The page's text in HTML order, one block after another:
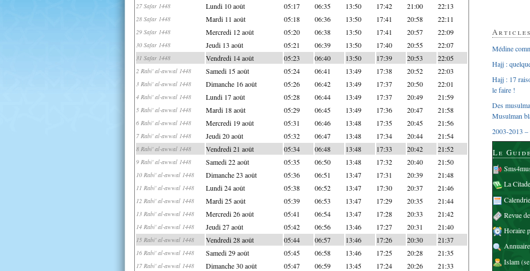
27 Safar 1448 Lundi 10 août 05:17 06:35 13:50 17:42 21:00 22:13
28 Safar 1448 Mardi 11 août 05:18 06:36 13:50 17:41 20:58 22:11
29 Safar 1448 Mercredi 12 août 05:20 06:38 13:50 17:41 20:57 22:09
30 Safar 1448 Jeudi 13 août 05:21 06:39 13:50 17:40 20:55 22:07
31 Safar 1448 Vendredi 14 août 05:23 06:40 13:50 17:39 20:53 22:05
2 Rabi' al-awwal 1448 Samedi 15 août 05:24 06:41 13:49 17:38 20:52 22:03
3 Rabi' al-awwal 1448 Dimanche 16 août 05:26 06:42 13:49 17:37 20:50 22:01
4 Rabi' al-awwal 1448 Lundi 17 août 05:28 06:44 13:49 17:37 20:49 21:59
5 Rabi' al-awwal 1448 Mardi 18 août 05:29 06:45 13:49 17:36 20:47 21:58
6 Rabi' al-awwal 1448 Mercredi 19 août 05:31 06:46 13:48 17:35 20:45 21:56
7 Rabi' al-awwal 1448 Jeudi 20 août 05:32 06:47 13:48 17:34 20:44 21:54
8 Rabi' al-awwal 1448 Vendredi 21 août 05:34 06:48 13:48 17:33 20:42 21:52
9 Rabi' al-awwal 1448 Samedi 22 août 05:35 06:50 13:48 17:32 20:40 21:50
10 Rabi' al-awwal 1448 Dimanche 23 août 05:36 06:51 13:47 17:31 20:39 21:48
11 Rabi' al-awwal 1448 Lundi 24 août 05:38 06:52 13:47 17:30 20:37 21:46
12 Rabi' al-awwal 1448 Mardi 25 août 05:39 06:53 13:47 17:29 20:35 21:44
13 Rabi' al-awwal 1448 Mercredi 26 août 05:41 06:54 13:47 17:28 20:33 21:42
14 Rabi' al-awwal 1448 Jeudi 27 août 05:42 06:56 13:46 17:27 20:31 21:40
15 Rabi' al-awwal 1448 Vendredi 28 août 05:44 06:57 13:46 17:26 20:30 21:37
16 Rabi' al-awwal 1448 Samedi 29 août 05:45 06:58 13:46 17:25 20:28 21:35
17 Rabi' al-awwal 1448 Dimanche 30 août 05:47 06:59 13:45 17:24 20:26 21:33
Médine
Hajj :
Hajj : 17
le faire !
Des
Musulman
2003-2013 –
Le
La
Revue
Horaire
Islam